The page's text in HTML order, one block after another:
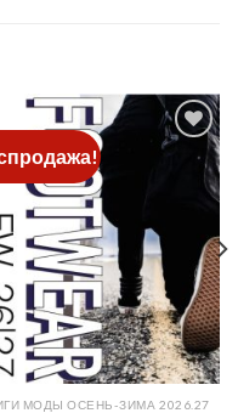
МОДЫ ОСЕНЬ-ЗИМА 2026.27